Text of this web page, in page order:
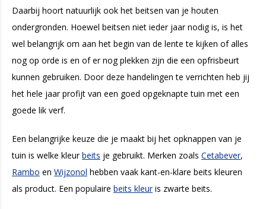
Daarbij hoort natuurlijk ook het beitsen van je houten
ondergronden. Hoewel beitsen niet ieder jaar nodig is, is het
wel belangrijk om aan het begin van de lente te kijken of alles
nog op orde is en of er nog plekken zijn die een opfrisbeurt
kunnen gebruiken. Door deze handelingen te verrichten heb jij
het hele jaar profijt van een goed opgeknapte tuin met een
goede lik verf.
Een belangrijke keuze die je maakt bij het opknappen van je
tuin is welke kleurbeits je gebruikt. Merken zoals Cetabever,
Rambo en Wijzonol hebben vaak kant-en-klare beits kleuren
als product. Een populaire beits kleuris zwarte beits.